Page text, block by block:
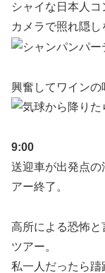
シャイな日本人コ
カメラで照れ隠し
興奮してワインの
9:00
送迎車が出発点
アー終了。
高所による恐怖
ツアー。
私一人だったら躊